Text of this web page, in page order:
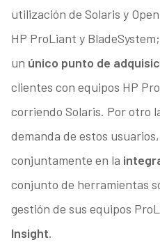
utilización de Solaris y
HP ProLiant y
un único punto de
clientes con equipos HP
corriendo Solaris. Por otro
demanda de estos
conjuntamente en la
conjunto de herramientas
gestión de sus equipos
Insight.